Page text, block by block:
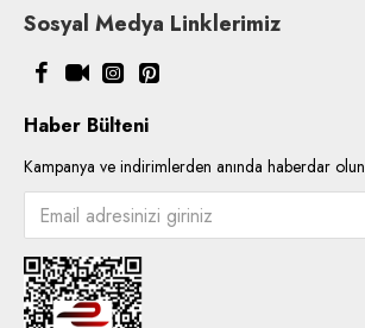
Sosyal Medya Linklerimiz
Haber Bülteni
Kampanya ve indirimlerden anında haberdar olun